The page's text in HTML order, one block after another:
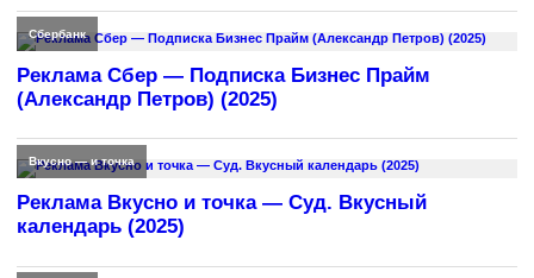
Сбербанк
Реклама Сбер — Подписка Бизнес Прайм
(Александр Петров) (2025)
Вкусно — и точка
Реклама Вкусно и точка — Суд. Вкусный
календарь (2025)